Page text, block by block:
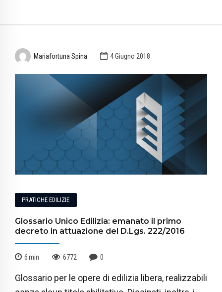
Mariafortuna Spina 4 Giugno 2018
PRATICHE EDILIZIE
Glossario Unico Edilizia: emanato il primo
decreto in attuazione del D.Lgs. 222/2016
6min 6772 0
Glossario per le opere di edilizia libera, realizzabili